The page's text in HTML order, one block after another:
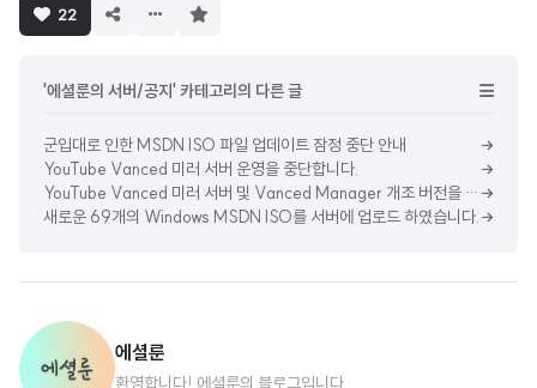
22
'에셜룬의 서버/공지' 카테고리의 다른 글
군입대로 인한 MSDN ISO 파일 업데이트 잠정 중단 안내
YouTube Vanced 미러 서버 운영을 중단합니다.
YouTube Vanced 미러 서버 및 Vanced Manager 개조 버전을 공유합니다!
새로운 69개의 Windows MSDN ISO를 서버에 업로드 하였습니다.
에셜룬
환영합니다! 에셜룬의 블로그입니다.